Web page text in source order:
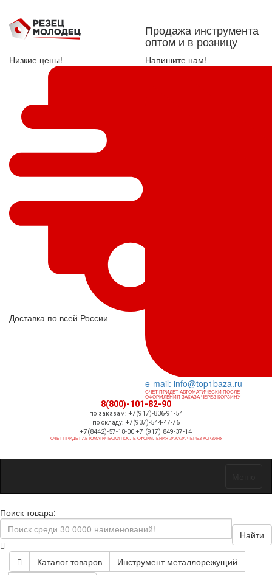
Продажа инструмента
оптом и в розницу
Низкие цены!
Доставка по всей России
Напишите нам!
e-mail: info@top1baza.ru
СЧЕТ ПРИДЕТ АВТОМАТИЧЕСКИ ПОСЛЕ
ОФОРМЛЕНИЯ ЗАКАЗА ЧЕРЕЗ КОРЗИНУ
8(800)-101-82-90
по заказам: +7(917)-836-91-54
по складу: +7(937)-544-47-76
+7(8442)-57-18-00 +7 (917) 849-37-14
СЧЕТ ПРИДЕТ АВТОМАТИЧЕСКИ ПОСЛЕ ОФОРМЛЕНИЯ ЗАКАЗА ЧЕРЕЗ КОРЗИНУ
Поиск товара:
Найти
Каталог товаров
Инструмент металлорежущий